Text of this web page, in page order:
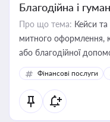
Благодійна і
Про що тема: Кейси та
митного оформлення,
або благодійної
Фінансові послуги